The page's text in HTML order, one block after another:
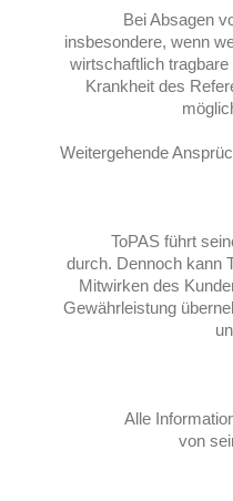
Bei Absagen
insbesondere, wenn
wirtschaftlich
Krankheit des
Weitergehende
ToPAS führt
durch. Dennoch kann
Mitwirken des
Gewährleistung
Alle
von